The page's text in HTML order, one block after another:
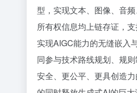
型，实现文本、图像、音
所有权信息均上链存证，
实现AIGC能力的无缝嵌入
同参与技术路线规划、规
安全、更公平、更具创造